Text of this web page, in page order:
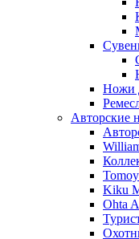
Ножи
Авторские
Kiku
Ohta